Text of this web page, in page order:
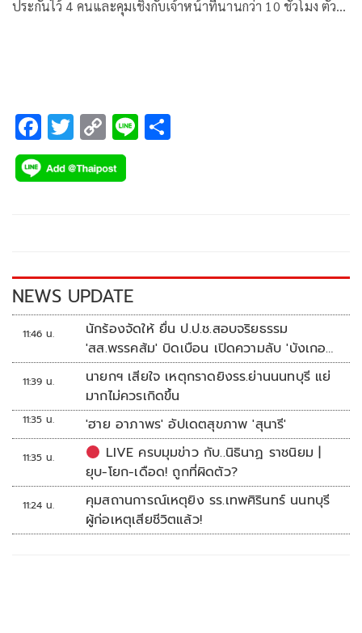
ประกันไว้ 4 คนและคุมเชิงกับเจ้าหน้าที่นานกว่า 10 ชั่วโมง ตัว
F
ac
e
k
T
wi
tt
C
o
p
k
Li
NEWS UPDATE
11:46 น.
นักร้องจัดให้ ยื่น ป.ป.ช.สอบจริยธรรม
'สส.พรรคส้ม' บิดเบือน เปิดความลับ 'บังเกอร์
ทหาร'
11:39 น.
นายกฯ เสียใจ เหตุกราดยิงรร.ย่านนนทบุรี แย่
มากไม่ควรเกิดขึ้น
11:35 น. 'ฮาย อาภาพร' อัปเดตสุขภาพ 'สุนารี'
11:35 น.
LIVE ครบมุมข่าว กับ..นิธินาฏ ราชนิยม |
ยุบ-โยก-เดือด! ถูกที่ผิดตัว?
11:24 น.
คุมสถานการณ์เหตุยิง รร.เทพศิรินทร์ นนทบุรี
ผู้ก่อเหตุเสียชีวิตแล้ว!